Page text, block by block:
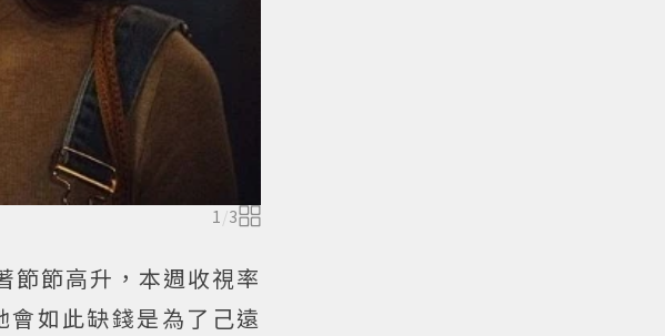
1/3
節節高升，本週收視率
會如此缺錢是為了己遠